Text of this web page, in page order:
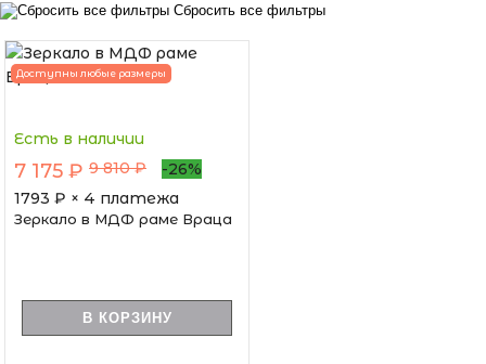
Сбросить все фильтры
Доступны любые размеры
Есть в наличии
7 175 ₽ 9 810 ₽
-26%
1793 ₽ × 4 платежа
Зеркало в МДФ раме Враца
В КОРЗИНУ